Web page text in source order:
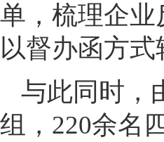
单，梳理企
以督办函方
与此同时，
组，220余名